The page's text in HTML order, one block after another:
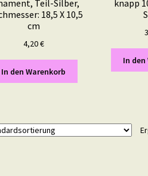
Teil-Silber,
18,5 X 10,5
cm
4,20€
In den Warenkorb
knapp
In den